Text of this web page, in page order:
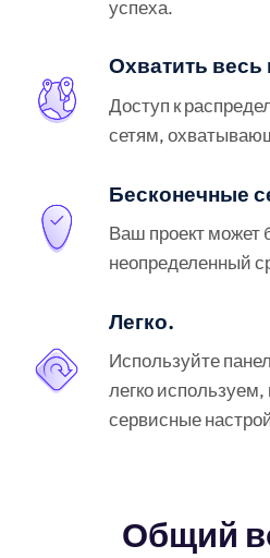
успеха.
Охватить весь
Доступ к
сетям,
Бесконечные
Ваш проект может
неопределенный
Легко.
Используйте
легко
сервисные
Общий